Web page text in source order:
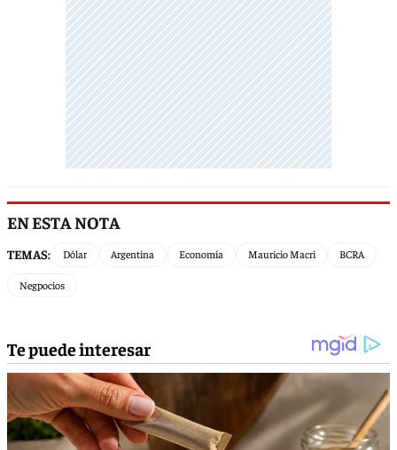
EN ESTA NOTA
TEMAS: Dólar Argentina Economía Mauricio Macri BCRA
Negpocios